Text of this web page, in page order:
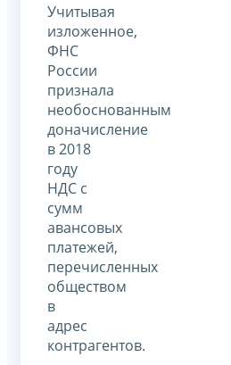
Учитывая
изложенное,
ФНС
России
признала
необоснованным
доначисление
в 2018
году
НДС с
сумм
авансовых
платежей,
перечисленных
обществом
в
адрес
контрагентов.